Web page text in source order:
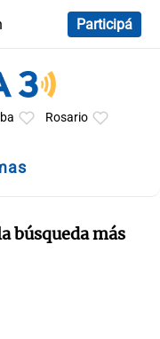
Participá
Rosario
búsqueda más